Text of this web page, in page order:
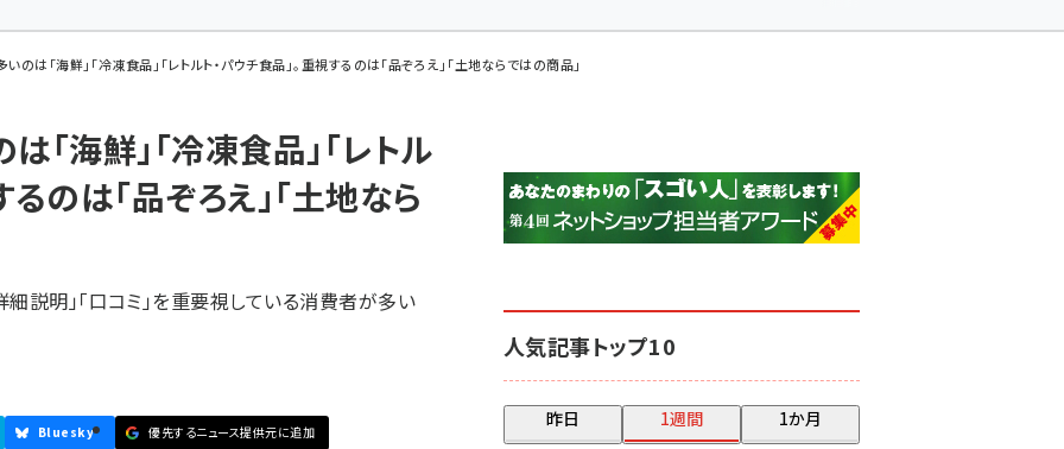
アスクル (1122)
base (1083)
のは「海鮮」「冷凍食品」「レトルト・パウチ食品」。重視するのは「品ぞろえ」「土地ならではの商品」
海鮮」「冷凍食品」「レトル
るのは「品ぞろえ」「土地なら
説明」「口コミ」を重要視している消費者が多い
Bluesky 優先するニュース提供元に追加
人気記事トップ10
昨日 1週間 1か月